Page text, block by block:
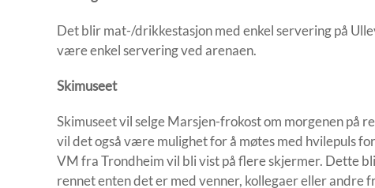
Det blir mat-/drikkestasjon med enkel servering på
være enkel servering ved arenaen.
Skimuseet
Skimuseet vil selge Marsjen-frokost om morgenen på
vil det også være mulighet for å møtes med hvilepuls
VM fra Trondheim vil bli vist på flere skjermer. Dette
rennet enten det er med venner, kollegaer eller andre